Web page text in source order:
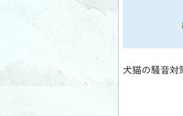
犬猫の騒音対